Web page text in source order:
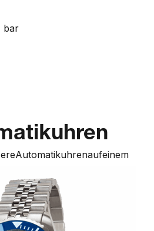
bar
Automatikuhrenaufeinem